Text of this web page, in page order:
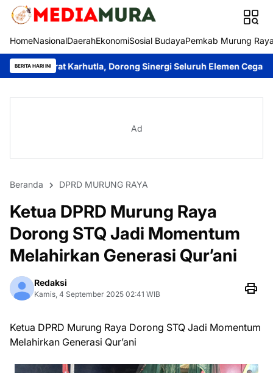
HomeNasionalDaerahEkonomiSosial BudayaPemkab Murung
BERITA HARI INIDorong Sinergi Seluruh Elemen Cegah Bencana
Ad
Beranda DPRD MURUNG RAYA
Ketua DPRD Murung Raya
Dorong STQ Jadi Momentum
Melahirkan Generasi Qur’ani
Redaksi
Kamis, 4 September 2025 02:41 WIB
Ketua DPRD Murung Raya Dorong STQ Jadi Momentum
Melahirkan Generasi Qur’ani